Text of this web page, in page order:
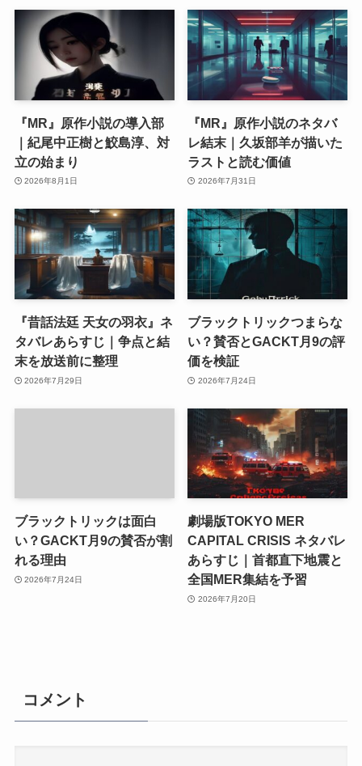
『MR』原作小説の導入部
｜紀尾中正樹と鮫島淳、対
立の始まり
2026年8月1日
『MR』原作小説のネタバ
レ結末｜久坂部羊が描いた
ラストと読む価値
2026年7月31日
『昔話法廷 天女の羽衣』ネ
タバレあらすじ｜争点と結
末を放送前に整理
2026年7月29日
ブラックトリックつまらな
い？賛否とGACKT月9の評
価を検証
2026年7月24日
ブラックトリックは面白
い？GACKT月9の賛否が割
れる理由
2026年7月24日
劇場版TOKYO MER
CAPITAL CRISIS ネタバレ
あらすじ｜首都直下地震と
全国MER集結を予習
2026年7月20日
コメント